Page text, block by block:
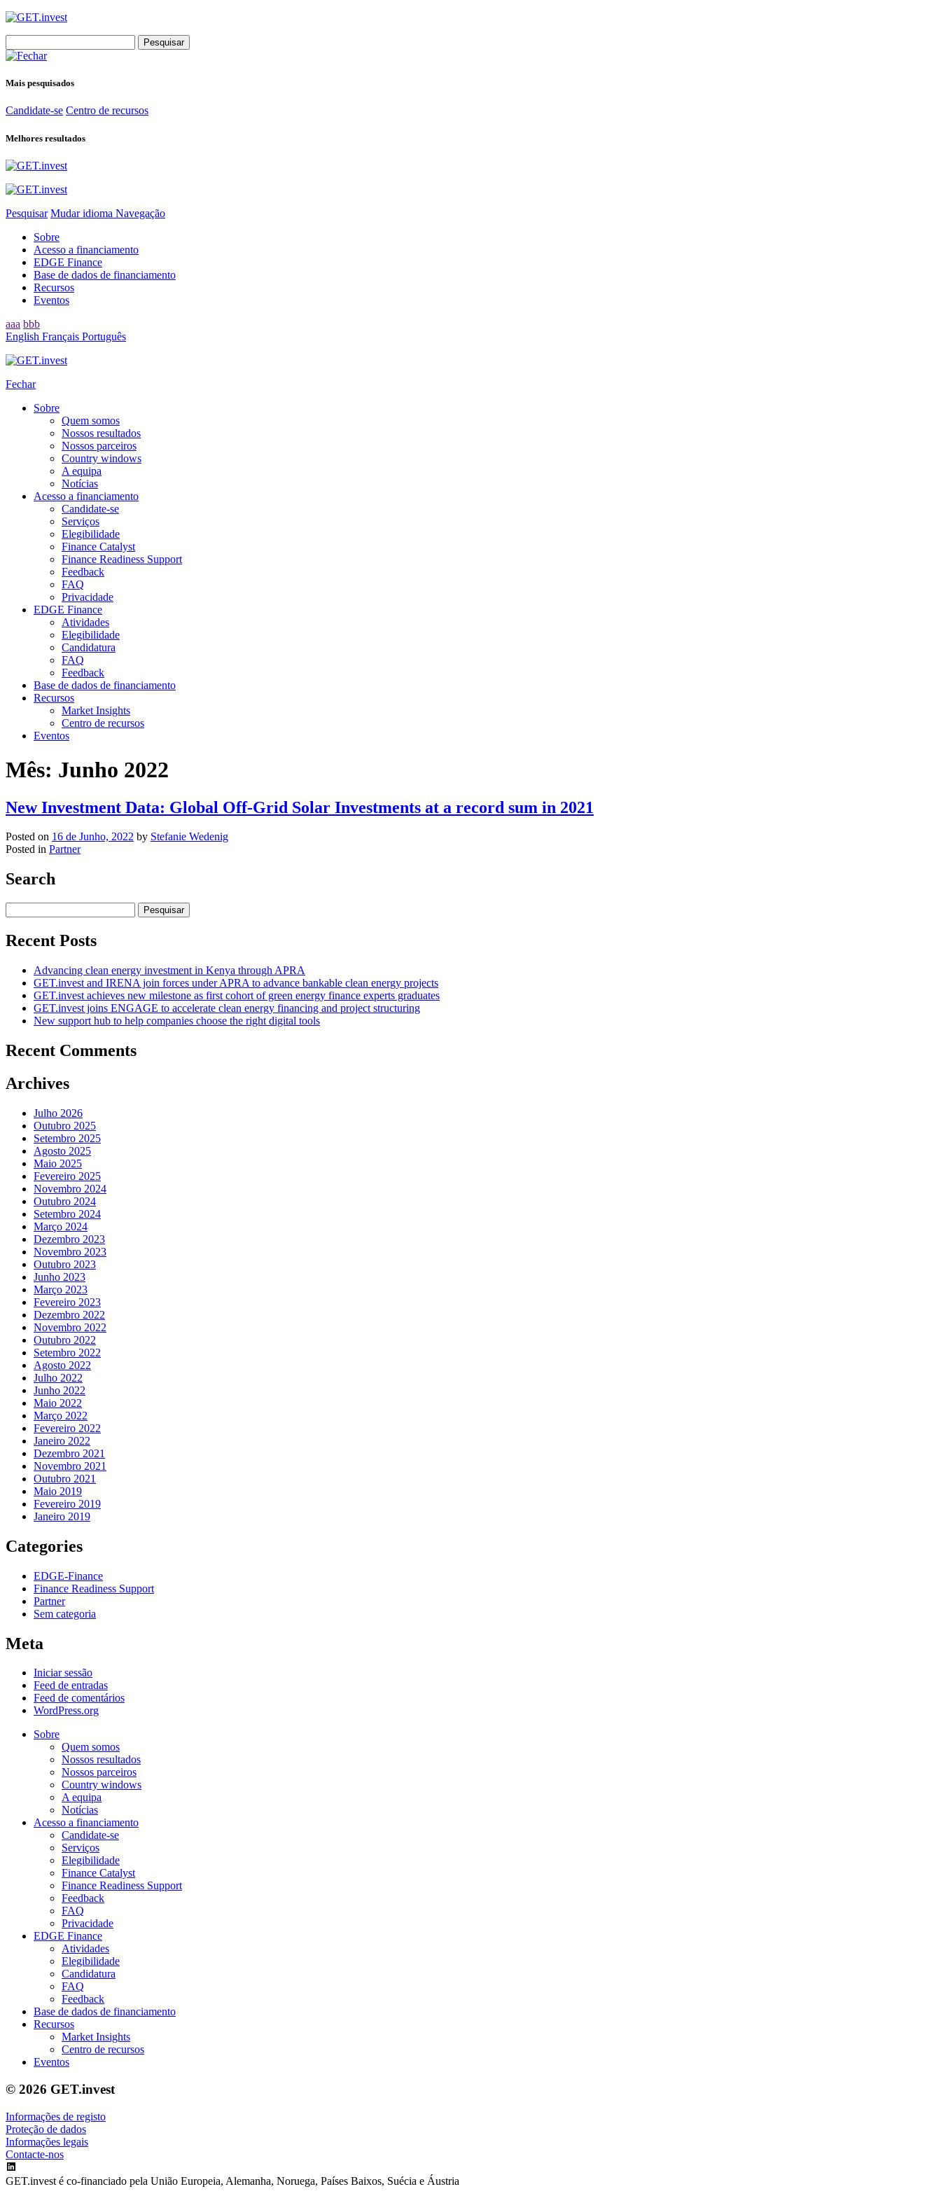
for:
Mais pesquisados
Candidate-se Centro de recursos
Melhores resultados
Pesquisar Mudar idioma Navegação
Sobre
Acesso a financiamento
EDGE Finance
Base de dados de financiamento
Recursos
Eventos
aaa bbb
English Français Português
Fechar
Sobre
Quem somos
Nossos resultados
Nossos parceiros
Country windows
A equipa
Notícias
Acesso a financiamento
Candidate-se
Serviços
Elegibilidade
Finance Catalyst
Finance Readiness Support
Feedback
FAQ
Privacidade
EDGE Finance
Atividades
Elegibilidade
Candidatura
FAQ
Feedback
Base de dados de financiamento
Recursos
Market Insights
Centro de recursos
Eventos
Mês: Junho 2022
New Investment Data: Global Off-Grid Solar Investments at a record sum in 2021
Posted on 16 de Junho, 2022 by Stefanie Wedenig
Posted in Partner
Search
for:
Recent Posts
Advancing clean energy investment in Kenya through APRA
GET.invest and IRENA join forces under APRA to advance bankable clean energy projects
GET.invest achieves new milestone as first cohort of green energy finance experts graduates
GET.invest joins ENGAGE to accelerate clean energy financing and project structuring
New support hub to help companies choose the right digital tools
Recent Comments
Archives
Julho 2026
Outubro 2025
Setembro 2025
Agosto 2025
Maio 2025
Fevereiro 2025
Novembro 2024
Outubro 2024
Setembro 2024
Março 2024
Dezembro 2023
Novembro 2023
Outubro 2023
Junho 2023
Março 2023
Fevereiro 2023
Dezembro 2022
Novembro 2022
Outubro 2022
Setembro 2022
Agosto 2022
Julho 2022
Junho 2022
Maio 2022
Março 2022
Fevereiro 2022
Janeiro 2022
Dezembro 2021
Novembro 2021
Outubro 2021
Maio 2019
Fevereiro 2019
Janeiro 2019
Categories
EDGE-Finance
Finance Readiness Support
Partner
Sem categoria
Meta
Iniciar sessão
Feed de entradas
Feed de comentários
WordPress.org
Sobre
Quem somos
Nossos resultados
Nossos parceiros
Country windows
A equipa
Notícias
Acesso a financiamento
Candidate-se
Serviços
Elegibilidade
Finance Catalyst
Finance Readiness Support
Feedback
FAQ
Privacidade
EDGE Finance
Atividades
Elegibilidade
Candidatura
FAQ
Feedback
Base de dados de financiamento
Recursos
Market Insights
Centro de recursos
Eventos
© 2026 GET.invest
Informações de registo
Proteção de dados
Informações legais
Contacte-nos
GET.invest é co-financiado pela União Europeia, Alemanha, Noruega, Países Baixos, Suécia e Áustria